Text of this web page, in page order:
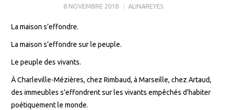
8 NOVEMBRE 2018 ALINAREYES
La maison s’effondre.
La maison s’effondre sur le peuple.
Le peuple des vivants.
À Charleville-Mézières, chez Rimbaud, à Marseille, chez Artaud,
des immeubles s’effondrent sur les vivants empêchés d’habiter
poétiquement le monde.